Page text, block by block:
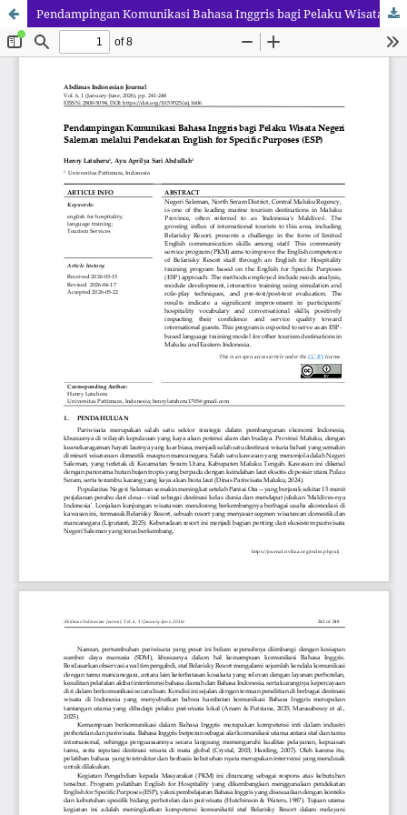
Pendampingan Komunikasi Bahasa Inggris bagi Pelaku Wisata Negeri Saleman melalui Pendekatan English for Specific Purposes (ESP)